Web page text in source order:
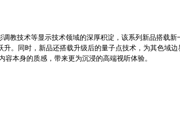
教技术等显示技术领域的深厚积淀，该系列新品搭载新
。同时，新品还搭载升级后的量子点技术，为其色域
本身的质感，带来更为沉浸的高端视听体验。